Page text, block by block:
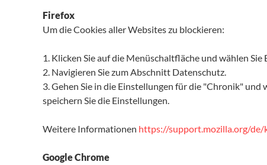
Firefox
Um die Cookies aller Websites zu blockieren:
1. Klicken Sie auf die Menüschaltfläche und wählen Sie
2. Navigieren Sie zum Abschnitt Datenschutz.
3. Gehen Sie in die Einstellungen für die "Chronik"
speichern Sie die Einstellungen.
Weitere Informationen https://support.mozilla.org/
Google Chrome